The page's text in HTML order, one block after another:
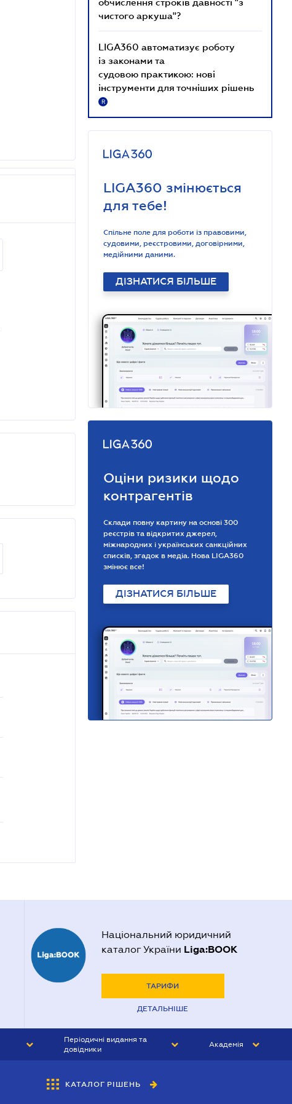
чистого аркуша"?
LIGA360 автоматизує роботу
із законами та
судовою практикою: нові
інструменти для точніших рішень
R
LIGA360 змінюється
для тебе!
Спільне поле для роботи із правовими,
судовими, реєстровими, договірними,
медійними даними.
ДІЗНАТИСЯ БІЛЬШЕ
Оціни ризики щодо
контрагентів
Склади повну картину на основі 300
реєстрів та відкритих джерел,
міжнародних і українських санкційних
списків, згадок в медіа. Нова LIGA360
змінює все!
ДІЗНАТИСЯ БІЛЬШЕ
Національний юридичний
каталог України Liga:BOOK
ТАРИФИ
ДЕТАЛЬНІШЕ
Періодичні видання та
довідники
БУХГАЛТЕР&ЗАКОН
Академія
КАТАЛОГ РІШЕНЬ